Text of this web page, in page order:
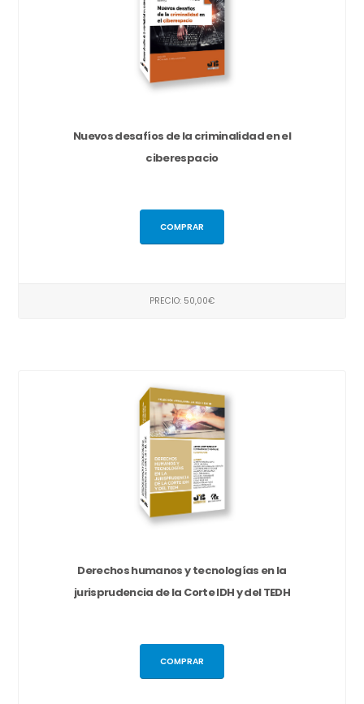
Nuevos desafíos de la criminalidad en el
ciberespacio
COMPRAR
PRECIO: 50,00€
Derechos humanos y tecnologías en la
jurisprudencia de la Corte IDH y del TEDH
COMPRAR